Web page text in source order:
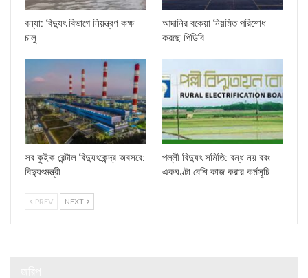
বন্যা: বিদ্যুৎ বিভাগে নিয়ন্ত্রণ কক্ষ
চালু
আদানির বকেয়া নিয়মিত পরিশোধ
করছে পিডিবি
সব কুইক রেন্টাল বিদ্যুৎকেন্দ্র অবসরে:
বিদ্যুৎমন্ত্রী
পল্লী বিদ্যুৎ সমিতি: বন্ধ নয় বরং
একঘণ্টা বেশি কাজ করার কর্মসূচি
PREV NEXT